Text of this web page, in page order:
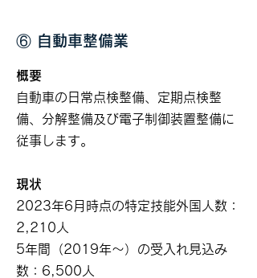
⑥ 自動車整備業
概要
自動車の日常点検整備、定期点検整
備、分解整備及び電子制御装置整備に
従事します。
現状
2023年6月時点の特定技能外国人数：
2,210人
5年間（2019年～）の受入れ見込み
数：6,500人